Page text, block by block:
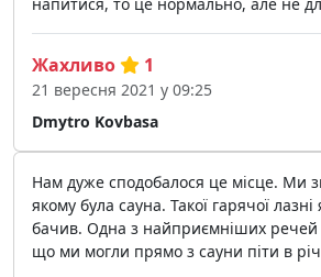
напитися, то це нормально, але не
Dmytro Kovbasa
Жахливо 1
21 вересня 2021 у 09:25
Нам дуже сподобалося це місце. Ми
якому була сауна. Такої гарячої
бачив. Одна з найприємніших речей
що ми могли прямо з сауни піти в